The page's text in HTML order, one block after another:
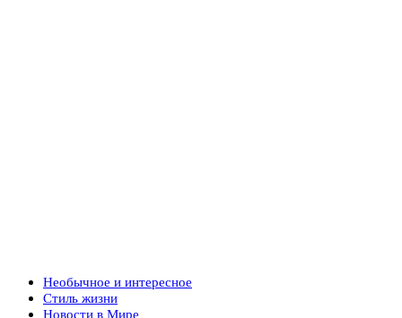
Необычное и интересное
Стиль жизни
Новости в Мире